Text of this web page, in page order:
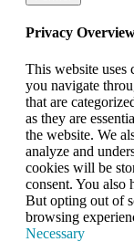
Privacy
This website uses
you navigate
that are
as they are
the website. We
analyze and
cookies will be
consent. You also
But opting out of
browsing
Necessary